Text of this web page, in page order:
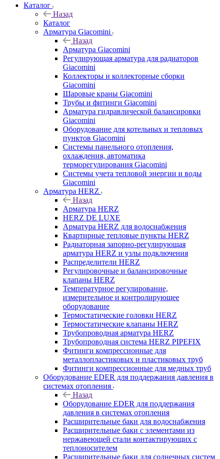
Каталог
Назад
Каталог
Арматура Giacomini
Назад
Арматура Giacomini
Регулирующая арматура для радиаторов
Giacomini
Коллекторы и коллекторные сборки
Giacomini
Шаровые краны Giacomini
Трубы и фитинги Giacomini
Арматура гидравлической балансировки
Giacomini
Оборудование для котельных и тепловых
пунктов Giacomini
Системы панельного отопления,
охлаждения, автоматика
терморегулирования Giacomini
Системы учета тепловой энергии и воды
Giacomini
Арматура HERZ
Назад
Арматура HERZ
HERZ DE LUXE
Арматура HERZ для водоснабжения
Квартирные тепловые пункты HERZ
Радиаторная запорно-регулирующая
арматура HERZ и узлы подключения
Распределители HERZ
Регулировочные и балансировочные
клапаны HERZ
Температурное регулирование,
измерительное и контролирующее
оборудование
Термостатические головки HERZ
Термостатические клапаны HERZ
Трубопроводная арматура HERZ
Трубопроводная система HERZ PIPEFIX
Фитинги компрессионные для
металлопластиковых и пластиковых труб
Фитинги компрессионные для медных труб
Оборудование EDER для поддержания давления в
системах отопления
Назад
Оборудование EDER для поддержания
давления в системах отопления
Расширительные баки для водоснабжения
Расширительные баки с элементами из
нержавеющей стали контактирующих с
теплоносителем
Расширительные баки для солнечных систем